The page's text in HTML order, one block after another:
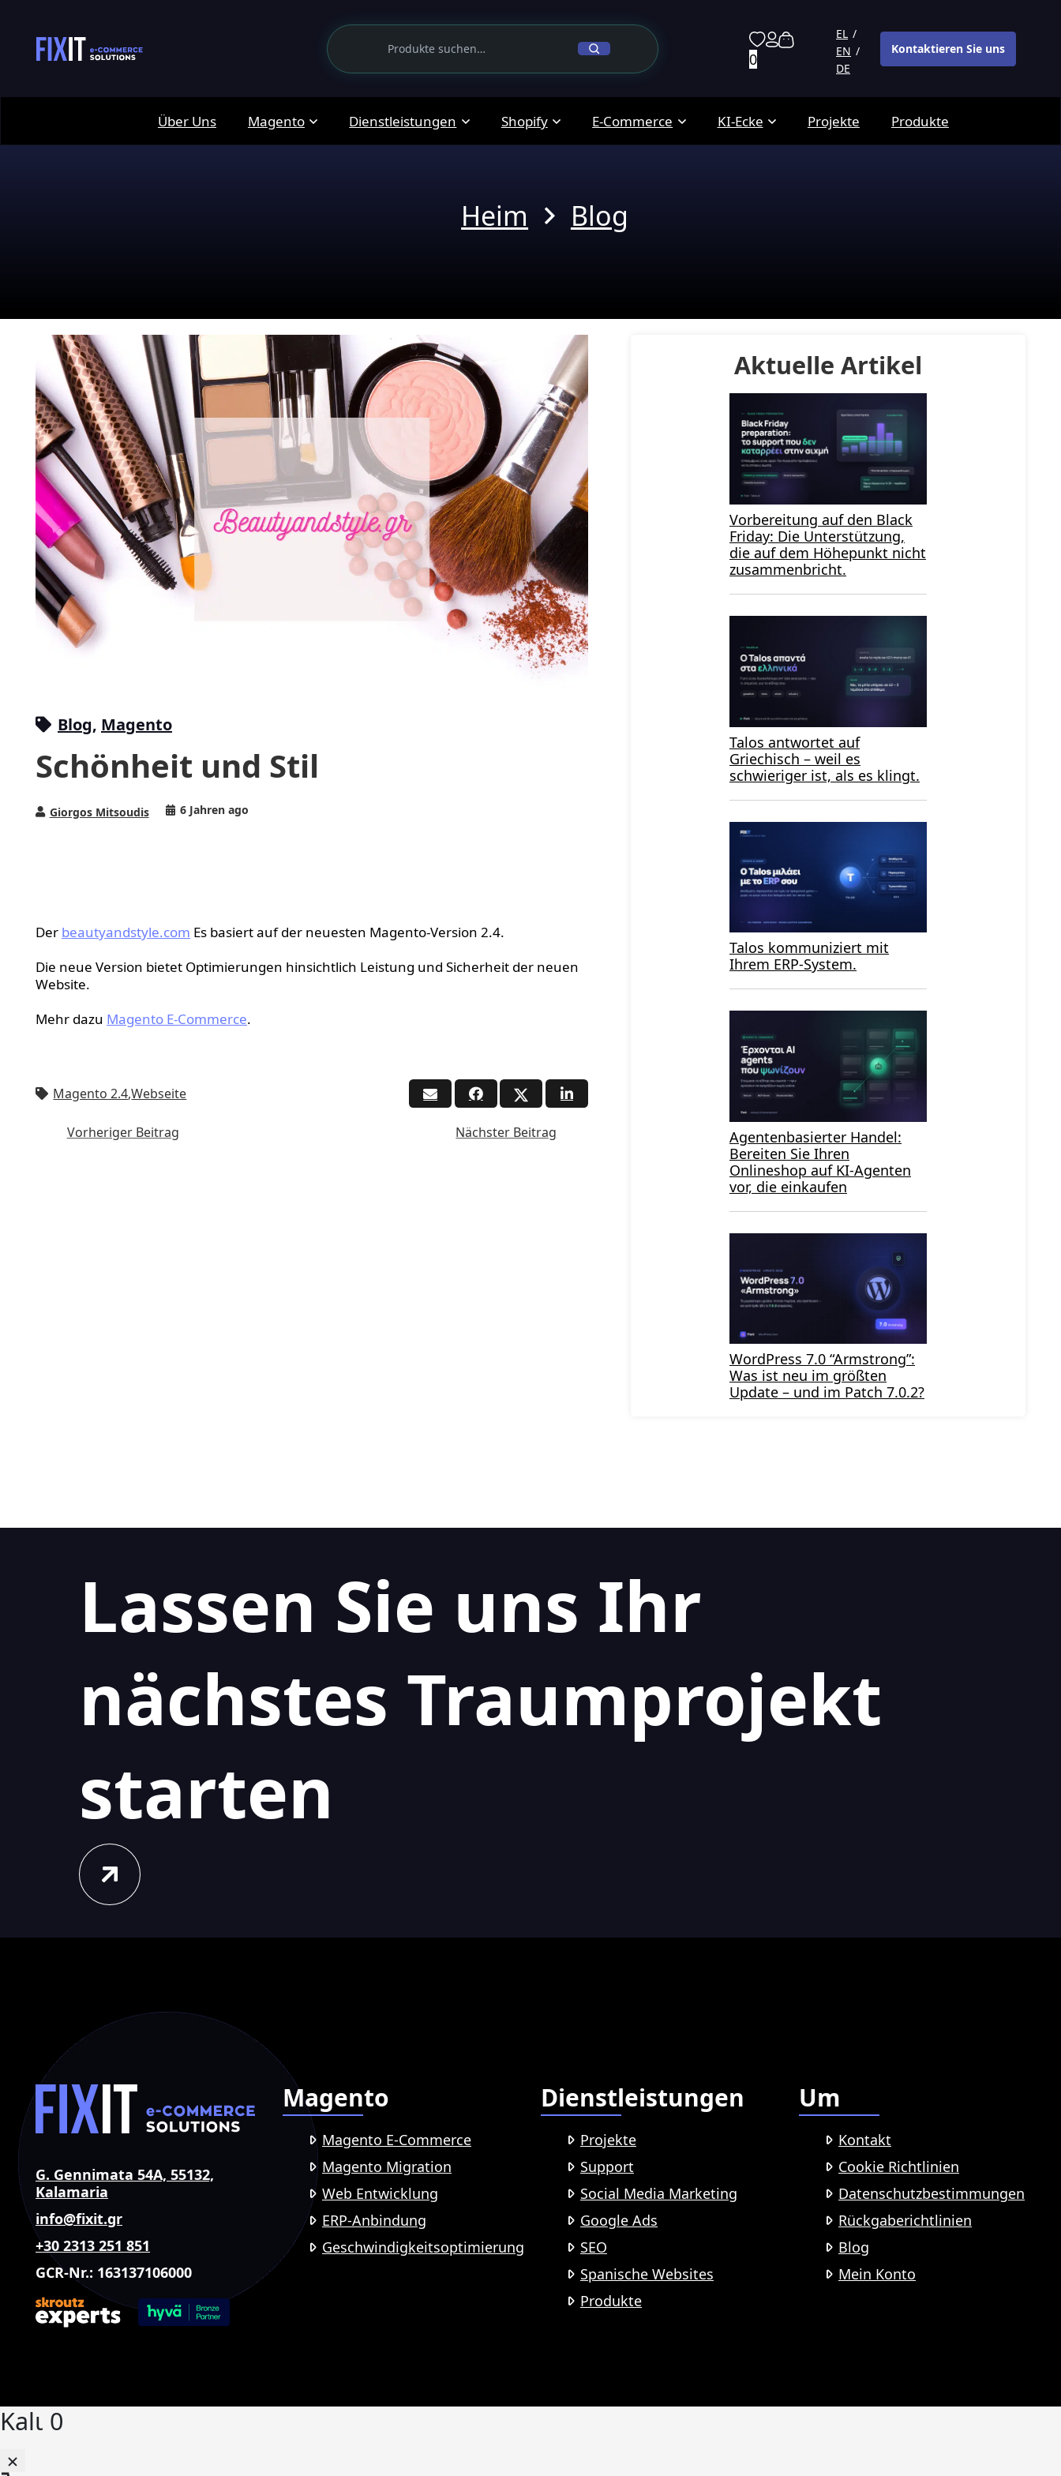
0
EL
EN
DE
Kontaktieren Sie uns
Über Uns Magento Dienstleistungen Shopify E-Commerce KI-Ecke Projekte Produkte
Heim Blog
Blog, Magento
Schönheit und Stil
Giorgos Mitsoudis 6 Jahren ago
Der beautyandstyle.com Es basiert auf der neuesten Magento-Version 2.4.
Die neue Version bietet Optimierungen hinsichtlich Leistung und Sicherheit der neuen
Website.
Mehr dazu Magento E-Commerce.
Magento 2.4,Webseite
Vorheriger Beitrag Nächster Beitrag
Aktuelle Artikel
Vorbereitung auf den Black
Friday: Die Unterstützung,
die auf dem Höhepunkt nicht
zusammenbricht.
Talos antwortet auf
Griechisch – weil es
schwieriger ist, als es klingt.
Talos kommuniziert mit
Ihrem ERP-System.
Agentenbasierter Handel:
Bereiten Sie Ihren
Onlineshop auf KI-Agenten
vor, die einkaufen
WordPress 7.0 “Armstrong”:
Was ist neu im größten
Update – und im Patch 7.0.2?
Lassen Sie uns Ihr
nächstes Traumprojekt
starten
G. Gennimata 54A, 55132,
Kalamaria
info@fixit.gr
+30 2313 251 851
GCR-Nr.: 163137106000
Magento
Magento E-Commerce
Magento Migration
Web Entwicklung
ERP-Anbindung
Geschwindigkeitsoptimierung
Dienstleistungen
Projekte
Support
Social Media Marketing
Google Ads
SEO
Spanische Websites
Produkte
Um
Kontakt
Cookie Richtlinien
Datenschutzbestimmungen
Rückgaberichtlinien
Blog
Mein Konto
Kalι 0